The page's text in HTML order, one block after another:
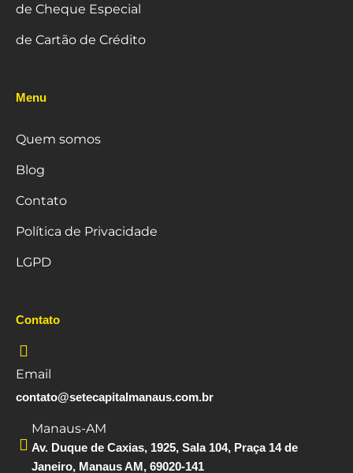
de Cheque Especial
de Cartão de Crédito
Menu
Quem somos
Blog
Contato
Política de Privacidade
LGPD
Contato
Email
contato@setecapitalmanaus.com.br
Manaus-AM
Av. Duque de Caxias, 1925, Sala 104, Praça 14 de
Janeiro, Manaus AM, 69020-141